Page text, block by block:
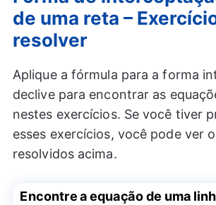
de uma reta –
resolver
Aplique a fórmula para a forma
declive para encontrar as
nestes exercícios. Se você tiver
esses exercícios, você pode ver
resolvidos acima.
Encontre a equação de uma